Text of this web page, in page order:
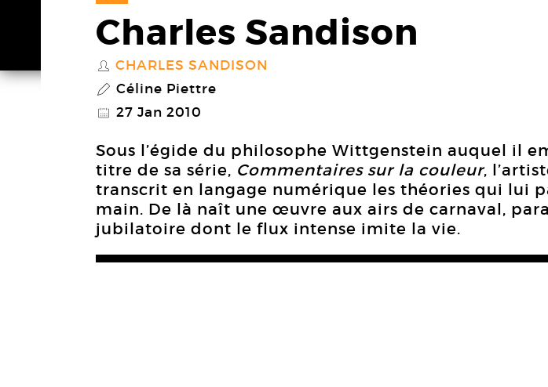
Charles Sandison
S CHARLES SANDISON
P Céline Piettre
@ 27 Jan 2010
Sous l’égide du philosophe Wittgenstein auquel il
titre de sa série, Commentaires sur la couleur,
transcrit en langage numérique les théories qui lui
main. De là naît une œuvre aux airs de carnaval,
jubilatoire dont le flux intense imite la vie.